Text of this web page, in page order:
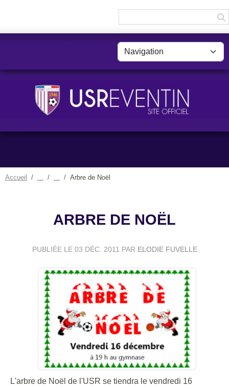
Accueil Arbre de Noël
ARBRE DE NOËL
PUBLIÉE LE 03 DÉC. 2011 PAR ELODIE FUVELLE
L'arbre de Noël de l'USR se tiendra le vendredi 16